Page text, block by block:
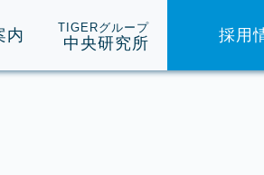
内 TIGERグループ
中央研究所 採用